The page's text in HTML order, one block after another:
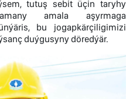
tutuş sebit üçin taryhy
amala aşyrmaga
bu jogapkärçiligimizi
duýgusyny döredýär.